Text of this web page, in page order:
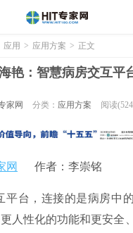
应用 > 应用方案 > 正文
艳：智慧病房交互平
家网 分类： 应用方案 阅读
网 作者：李崇铭
平台，连接的是病房中
人性化的功能和更安全